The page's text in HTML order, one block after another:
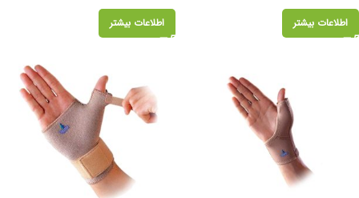
اطلاعات بیشتر اطلاعات بیشتر